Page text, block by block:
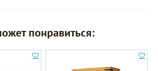
понравиться: